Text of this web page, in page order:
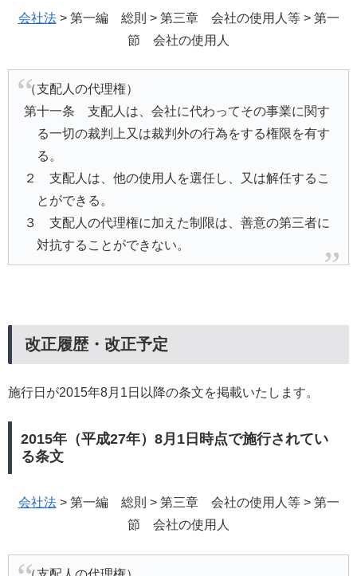
会社法> 第一編 総則 > 第三章 会社の使用人等 > 第一
節 会社の使用人
（支配人の代理権）
第十一条 支配人は、会社に代わってその事業に関す
る一切の裁判上又は裁判外の行為をする権限を有す
る。
２ 支配人は、他の使用人を選任し、又は解任するこ
とができる。
３ 支配人の代理権に加えた制限は、善意の第三者に
対抗することができない。
改正履歴・改正予定
施行日が2015年8月1日以降の条文を掲載いたします。
2015年（平成27年）8月1日時点で施行されてい
る条文
会社法> 第一編 総則 > 第三章 会社の使用人等 > 第一
節 会社の使用人